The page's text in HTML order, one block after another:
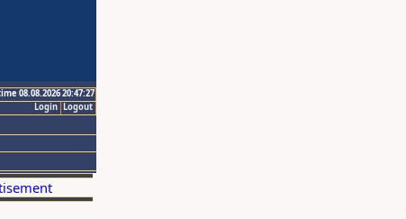
08.08.2026 20:47:27
Logout
Login